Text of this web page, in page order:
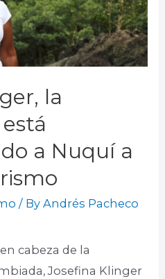
la
a Nuquí a
/ ByAndrés Pacheco
cabeza de la
Josefina Klinger